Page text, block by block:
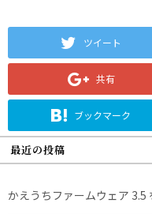
ツイート
共有
ブックマーク
最近の投稿
かえうちファームウェア 3.5